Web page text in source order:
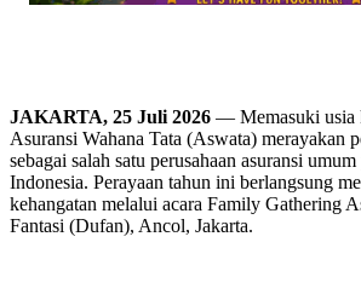
JAKARTA, 25 Juli 2026 — Memasuki usia
Asuransi Wahana Tata (Aswata) merayakan
sebagai salah satu perusahaan asuransi
Indonesia. Perayaan tahun ini berlangsung
kehangatan melalui acara Family Gathering
Fantasi (Dufan), Ancol, Jakarta.